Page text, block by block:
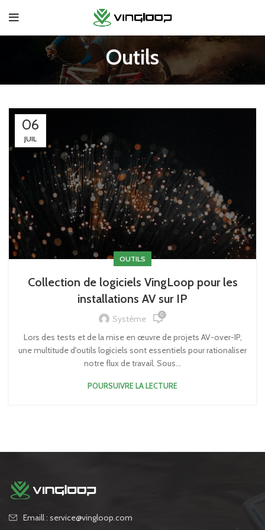
Outils
06
JUIL
OUTILS
Collection de logiciels VingLoop pour les
installations AV sur IP
Système 0
Lors des tests et de la mise en œuvre de projets AV-over-IP,
une multitude d'outils logiciels sont essentiels pour rationaliser
notre flux de travail. Sous...
POURSUIVRE LA LECTURE
Emaill : service@vingloop.com